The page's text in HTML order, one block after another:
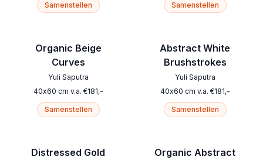
Samenstellen
Organic Beige
Curves
Yuli Saputra
40x60 cm v.a. €181,-
Samenstellen
Distressed Gold
Samenstellen
Abstract White
Brushstrokes
Yuli Saputra
40x60 cm v.a. €181,-
Samenstellen
Organic Abstract